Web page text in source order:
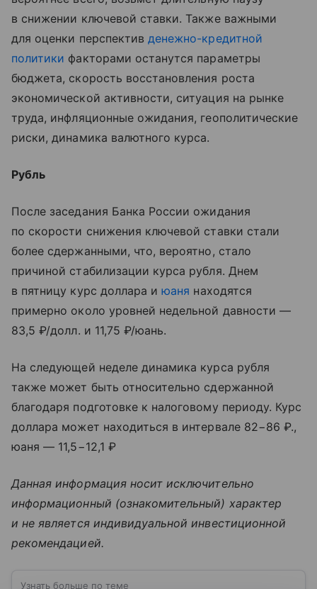
в снижении ключевой ставки. Также важными
для оценки перспективденежно-кредитной
политики факторами останутся параметры
бюджета, скорость восстановления роста
экономической активности, ситуация на рынке
труда, инфляционные ожидания, геополитические
риски, динамика валютного курса.
Рубль
После заседания Банка России ожидания
по скорости снижения ключевой ставки стали
более сдержанными, что, вероятно, стало
причиной стабилизации курса рубля. Днем
в пятницу курс доллара июаня находятся
примерно около уровней недельной давности —
83,5 ₽/долл. и 11,75 ₽/юань.
На следующей неделе динамика курса рубля
также может быть относительно сдержанной
благодаря подготовке к налоговому периоду. Курс
доллара может находиться в интервале 82−86 ₽.,
юаня — 11,5−12,1 ₽
Данная информация носит исключительно
информационный (ознакомительный) характер
и не является индивидуальной инвестиционной
рекомендацией.
Узнать больше по теме